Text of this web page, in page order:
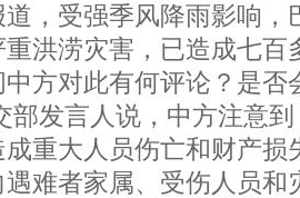
，受强季风降雨影响，
洪涝灾害，已造成七百
中方对此有何评论？是否
言人说，中方注意到
重大人员伤亡和财产损
难者家属、受伤人员和